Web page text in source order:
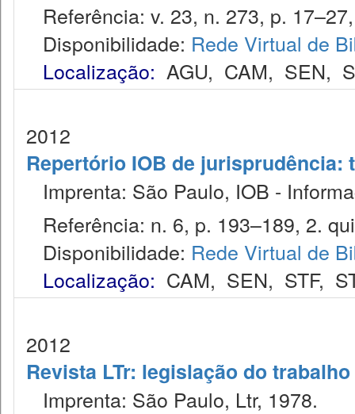
Referência: v. 23, n. 273, p.
Disponibilidade: Rede Virtual de
Localização: AGU, CAM, SEN,
2012
Repertório IOB de
Imprenta: São Paulo, IOB -
Referência: n. 6, p. 193–189, 2.
Disponibilidade: Rede Virtual de
Localização: CAM, SEN, STF,
2012
Revista LTr: legislação do trabalho
Imprenta: São Paulo, Ltr, 1978.